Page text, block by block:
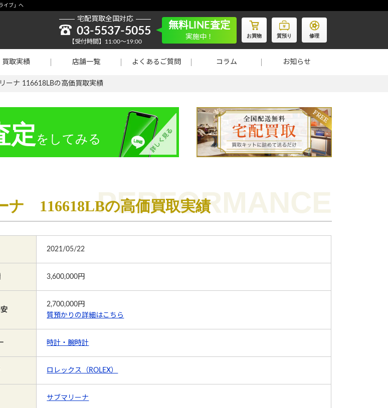
イブ」へ
宅配買取全国対応
03-5537-5055
【受付時間】11:00～19:00
無料LINE査定
実施中！ お買物 質預り 修理
買取実績 店舗一覧 よくあるご質問 コラム お知らせ
ーナ 116618LBの高価買取実績
定 をしてみる
ナ 116618LBの高価買取実績
2021/05/22
3,600,000円
2,700,000円
質預かりの詳細はこちら
時計・腕時計
ロレックス（ROLEX）
サブマリーナ